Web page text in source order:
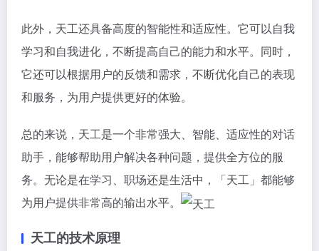
此外，天工还具备高度的智能性和适应性。它可以自我
学习和自我进化，不断提高自己的能力和水平。同时，
它还可以根据用户的反馈和需求，不断优化自己的表现
和服务，为用户提供更好的体验。
总的来说，天工是一个非常强大、智能、适应性的对话
助手，能够帮助用户解决各种问题，提供全方位的服
务。无论是在学习、职场还是生活中，「天工」都能够
为用户提供非常高的输出水平。
天工的技术原理